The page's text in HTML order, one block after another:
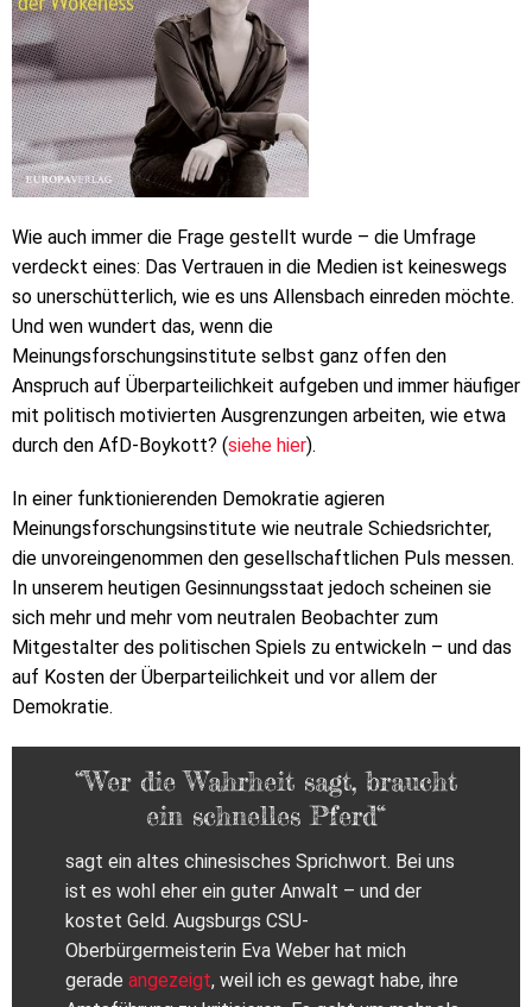
Wie auch immer die Frage gestellt wurde – die Umfrage
verdeckt eines: Das Vertrauen in die Medien ist keineswegs
so unerschütterlich, wie es uns Allensbach einreden möchte.
Und wen wundert das, wenn die
Meinungsforschungsinstitute selbst ganz offen den
Anspruch auf Überparteilichkeit aufgeben und immer häufiger
mit politisch motivierten Ausgrenzungen arbeiten, wie etwa
durch den AfD-Boykott? (siehe hier).
In einer funktionierenden Demokratie agieren
Meinungsforschungsinstitute wie neutrale Schiedsrichter,
die unvoreingenommen den gesellschaftlichen Puls messen.
In unserem heutigen Gesinnungsstaat jedoch scheinen sie
sich mehr und mehr vom neutralen Beobachter zum
Mitgestalter des politischen Spiels zu entwickeln – und das
auf Kosten der Überparteilichkeit und vor allem der
Demokratie.
“Wer die Wahrheit sagt, braucht
ein schnelles Pferd“
sagt ein altes chinesisches Sprichwort. Bei uns
ist es wohl eher ein guter Anwalt – und der
kostet Geld. Augsburgs CSU-
Oberbürgermeisterin Eva Weber hat mich
gerade angezeigt, weil ich es gewagt habe, ihre